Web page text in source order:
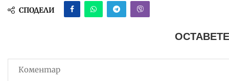
СПОДЕЛИ